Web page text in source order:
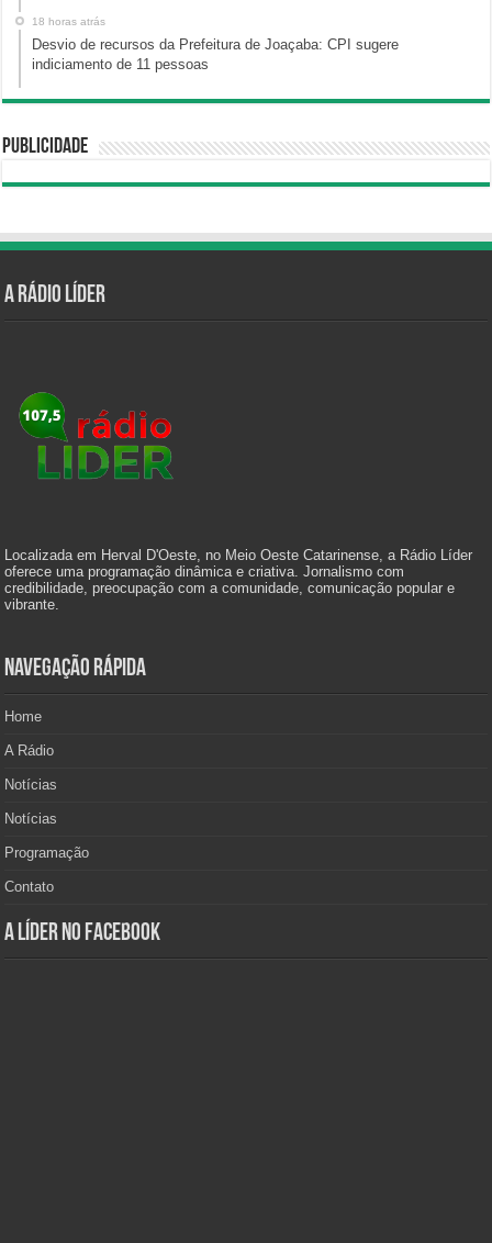
18 horas atrás
Desvio de recursos da Prefeitura de Joaçaba: CPI sugere
indiciamento de 11 pessoas
Publicidade
A Rádio Líder
Localizada em Herval D'Oeste, no Meio Oeste Catarinense, a Rádio Líder
oferece uma programação dinâmica e criativa. Jornalismo com
credibilidade, preocupação com a comunidade, comunicação popular e
vibrante.
Navegação Rápida
Home
A Rádio
Notícias
Notícias
Programação
Contato
A Líder no Facebook